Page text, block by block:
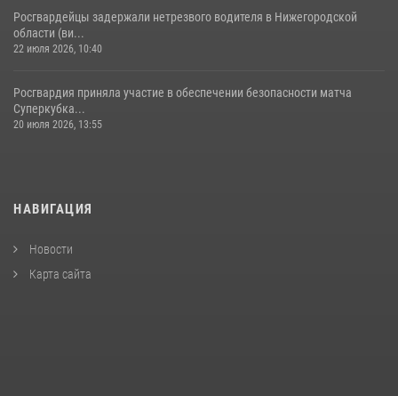
Росгвардейцы задержали нетрезвого водителя в Нижегородской
области (ви...
22 июля 2026, 10:40
Росгвардия приняла участие в обеспечении безопасности матча
Суперкубка...
20 июля 2026, 13:55
НАВИГАЦИЯ
Новости
Карта сайта